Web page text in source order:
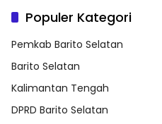
Populer Kategori
Pemkab Barito Selatan
Barito Selatan
Kalimantan Tengah
DPRD Barito Selatan